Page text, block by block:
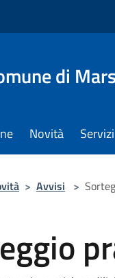
di
Novità Servizi
> Avvisi >